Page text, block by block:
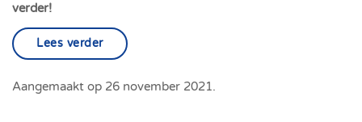
verder!
Lees verder
Aangemaakt op 26 november 2021.